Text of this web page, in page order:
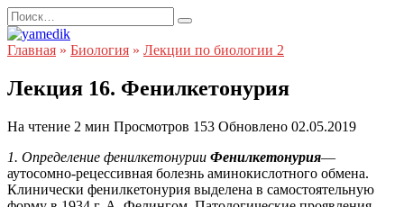
Перейти
к
содержанию
Search
for:
Главная » Биология » Лекции по биологии 2
Лекция 16. Фенилкетонурия
На чтение 2 мин Просмотров 153 Обновлено 02.05.2019
1. Определение фенилкетонурии Фенилкетонурия—
аутосомно-рецессивная болезнь аминокислотного обмена.
Клинически фенилкетонурия выделена в самостоятельную